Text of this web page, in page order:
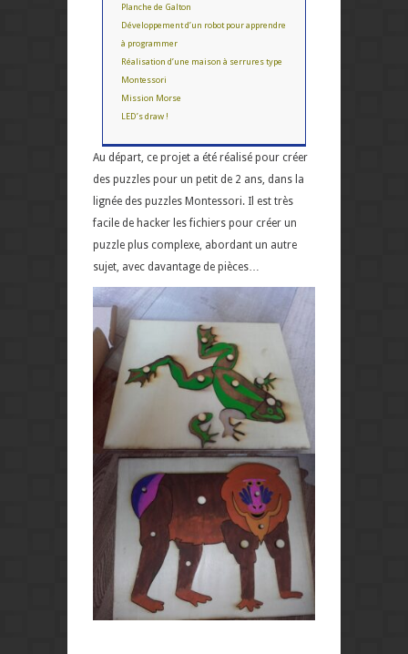
Planche de Galton
Développement d’un robot pour apprendre
à programmer
Réalisation d’une maison à serrures type
Montessori
Mission Morse
LED’s draw !
Au départ, ce projet a été réalisé pour créer
des puzzles pour un petit de 2 ans, dans la
lignée des puzzles Montessori. Il est très
facile de hacker les fichiers pour créer un
puzzle plus complexe, abordant un autre
sujet, avec davantage de pièces…